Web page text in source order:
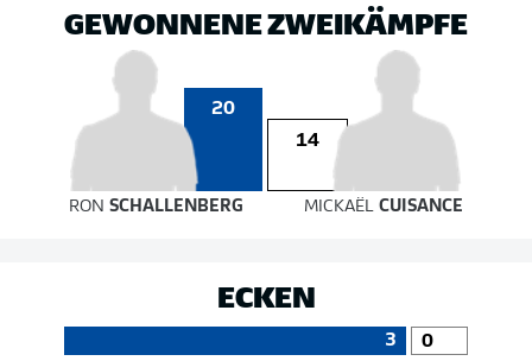
GEWONNENE ZWEIKÄMPFE
20
14
RON SCHALLENBERG MICKAËLCUISANCE
ECKEN
3 0